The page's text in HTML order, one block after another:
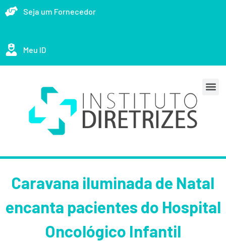
Seja um Fornecedor
Meu ID
Caravana iluminada de Natal
encanta pacientes do Hospital
Oncológico Infantil